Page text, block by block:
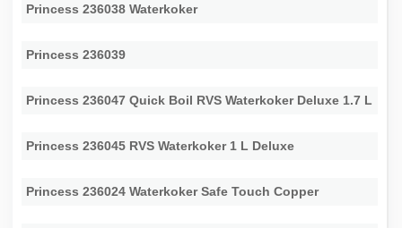
Princess 236038 Waterkoker
Princess 236039
Princess 236047 Quick Boil RVS Waterkoker Deluxe 1.7 L
Princess 236045 RVS Waterkoker 1 L Deluxe
Princess 236024 Waterkoker Safe Touch Copper